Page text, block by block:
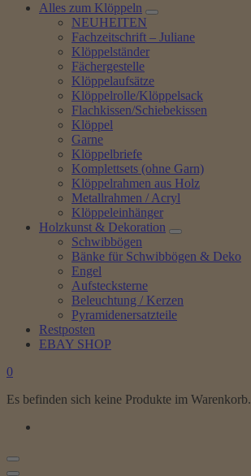
Alles zum Klöppeln
NEUHEITEN
Fachzeitschrift – Juliane
Klöppelständer
Fächergestelle
Klöppelaufsätze
Klöppelrolle/Klöppelsack
Flachkissen/Schiebekissen
Klöppel
Garne
Klöppelbriefe
Komplettsets (ohne Garn)
Klöppelrahmen aus Holz
Metallrahmen / Acryl
Klöppeleinhänger
Holzkunst & Dekoration
Schwibbögen
Bänke für Schwibbögen & Deko
Engel
Aufstecksterne
Beleuchtung / Kerzen
Pyramidenersatzteile
Restposten
EBAY SHOP
0
Es befinden sich keine Produkte im Warenkorb.